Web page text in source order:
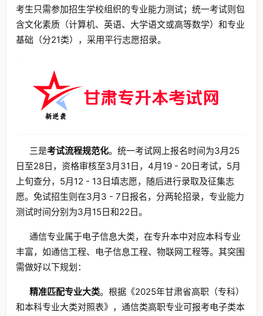
考生只需参加招生学校组织的专业能力测试；统一考试则包
含文化素质（计算机、英语、大学语文或高等数学）和专业
基础（分21类），采用平行志愿招录。
三是考试流程规范化。统一考试网上报名时间为3月25
日至28日，资格审核至3月31日，4月19 - 20日考试，5月
上旬查分，5月12 - 13日填志愿，随后进行录取及征集志
愿。免试招生则在3月3 - 7日报名，分两轮招录，专业能力
测试时间分别为3月15日和22日。
通信专业属于电子信息大类，在专升本中对应本科专业
丰富，如通信工程、电子信息工程、物联网工程等。其突围
需做好以下规划：
精准匹配专业大类。根据《2025年甘肃省高职（专科）
和本科专业大类对照表》，通信类高职专业可报考电子类本